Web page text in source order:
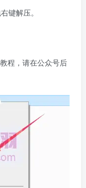
键解压。
程，请在公众号后